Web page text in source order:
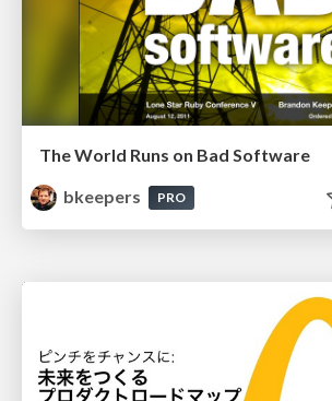
The World Runs on Bad Software
bkeepers
PRO